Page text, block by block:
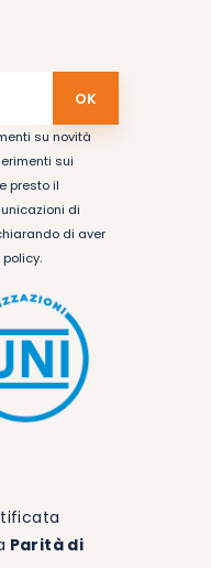
su novità
sui
presto il
di
di aver
policy.
Parità di